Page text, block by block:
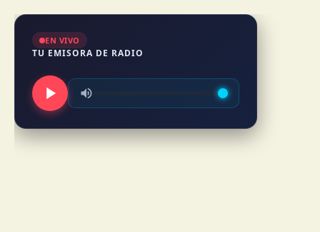
EN VIVO
TU EMISORA DE RADIO